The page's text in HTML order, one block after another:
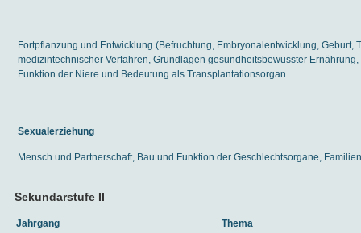
Fortpflanzung und Entwicklung (Befruchtung, Embryonalentwicklung, Geburt,
medizintechnischer Verfahren, Grundlagen gesundheitsbewusster
Funktion der Niere und Bedeutung als Transplantationsorgan
Sexualerziehung
Mensch und Partnerschaft, Bau und Funktion der Geschlechtsorgane,
Sekundarstufe II
Jahrgang Thema